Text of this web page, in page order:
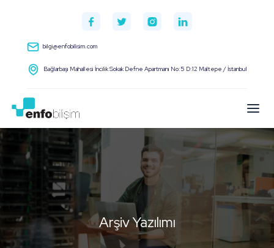
bilgi@enfobilisim.com
Bağlarbaşı Mahallesi İncilik Sokak Defne Apartmanı No:5 D:12 Maltepe / İstanbul
Arşiv Yazılımı